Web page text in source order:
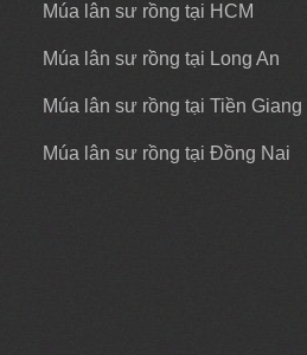
Múa lân sư rồng tại HCM
Múa lân sư rồng tại Long An
Múa lân sư rồng tại Tiền Giang
Múa lân sư rồng tại Đồng Nai